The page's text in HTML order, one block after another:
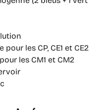
les CP, CE1 et CE2
les CM1 et CM2